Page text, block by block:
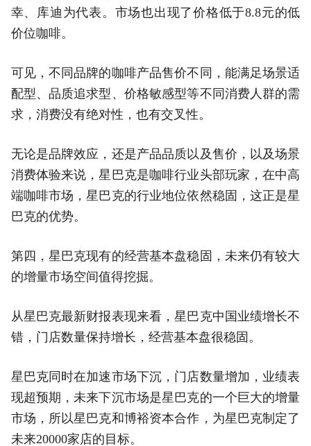
幸、库迪为代表。市场也出现了价格低于8.8元的低
价位咖啡。
可见，不同品牌的咖啡产品售价不同，能满足场景适
配型、品质追求型、价格敏感型等不同消费人群的需
求，消费没有绝对性，也有交叉性。
无论是品牌效应，还是产品品质以及售价，以及场景
消费体验来说，星巴克是咖啡行业头部玩家，在中高
端咖啡市场，星巴克的行业地位依然稳固，这正是星
巴克的优势。
第四，星巴克现有的经营基本盘稳固，未来仍有较大
的增量市场空间值得挖掘。
从星巴克最新财报表现来看，星巴克中国业绩增长不
错，门店数量保持增长，经营基本盘很稳固。
星巴克同时在加速市场下沉，门店数量增加，业绩表
现超预期，未来下沉市场是星巴克的一个巨大的增量
市场，所以星巴克和博裕资本合作，为星巴克制定了
未来20000家店的目标。